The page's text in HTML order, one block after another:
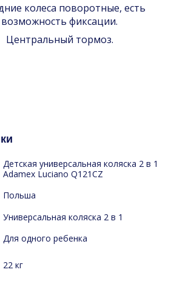
колеса поворотные, есть
возможность фиксации.
Центральный тормоз.
Детская универсальная коляска 2 в 1
Adamex Luciano Q121CZ
Польша
Универсальная коляска 2 в 1
Для одного ребенка
22 кг